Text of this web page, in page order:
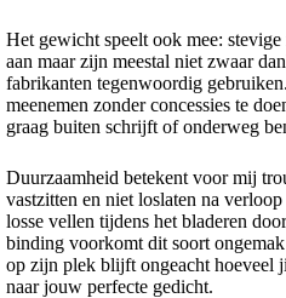
Het gewicht speelt ook mee:
aan maar zijn meestal niet zwaar
fabrikanten tegenwoordig
meenemen zonder concessies te
graag buiten schrijft of onderweg
Duurzaamheid betekent voor mij
vastzitten en niet loslaten na
losse vellen tijdens het bladeren
binding voorkomt dit soort
op zijn plek blijft ongeacht hoeveel
naar jouw perfecte gedicht.